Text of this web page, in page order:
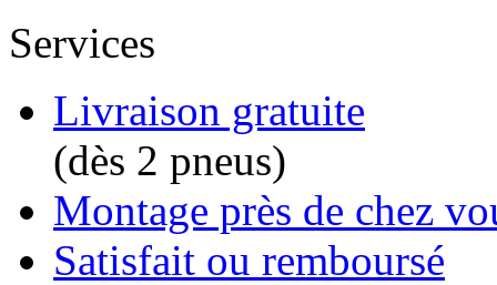
Services
Livraison gratuite
(dès 2 pneus)
Montage près de chez
Satisfait ou remboursé